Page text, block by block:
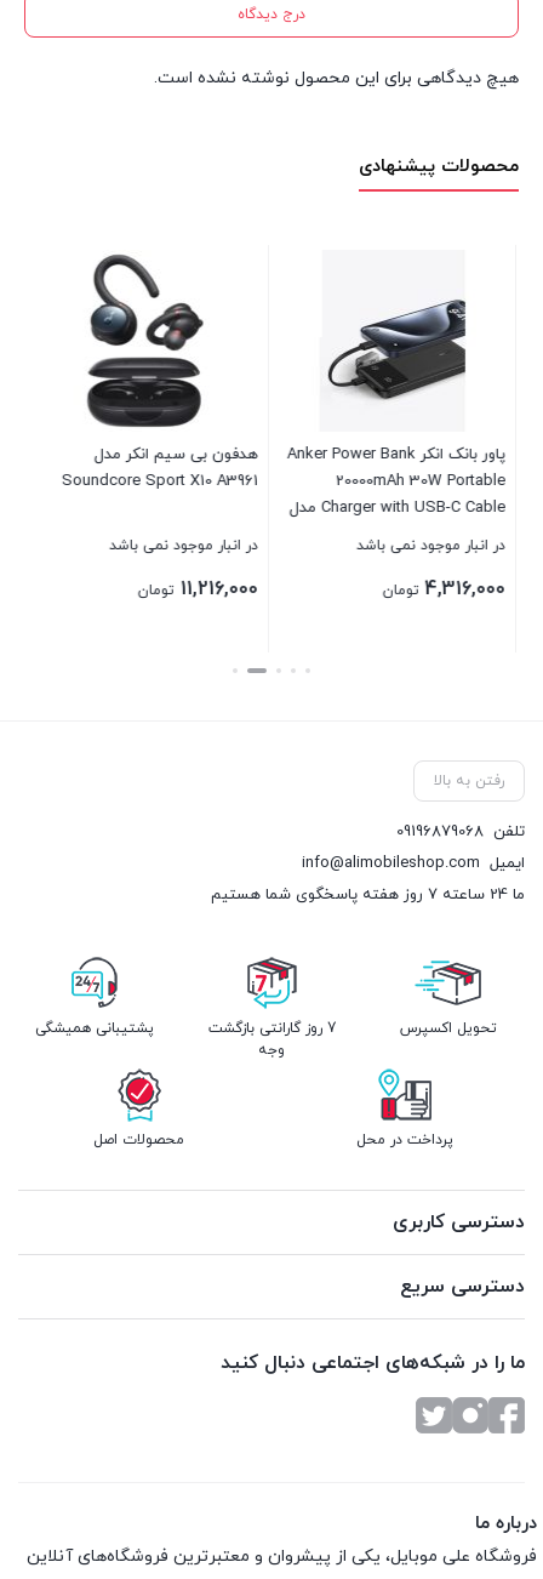
درج دیدگاه
هیچ دیدگاهی برای این محصول نوشته نشده است.
محصولات پیشنهادی
پاور بانک انکر Anker Power Bank
20000mAh 30W Portable
Charger with USB-C Cable مدل
A1387
در انبار موجود نمی باشد
4,316,000 تومان
هدفون بی سیم انکر مدل
Soundcore Sport X10 A3961
در انبار موجود نمی باشد
11,216,000 تومان
بستن
رفتن به بالا
تلفن 09196879068
ایمیل info@alimobileshop.com
ما 24 ساعته 7 روز هفته پاسخگوی شما هستیم
تحویل اکسپرس
7 روز گارانتی بازگشت
وجه
پشتیبانی همیشگی
پرداخت در محل محصولات اصل
دسترسی کاربری
دسترسی سریع
ما را در شبکه‌های اجتماعی دنبال کنید
درباره ما
فروشگاه علی موبایل، یکی از پیشروان و معتبرترین فروشگاه‌های آنلاین